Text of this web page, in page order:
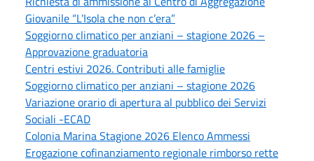
Giovanile “L’Isola che non c’era”
Soggiorno climatico per anziani – stagione 2026 –
Approvazione graduatoria
Centri estivi 2026. Contributi alle famiglie
Soggiorno climatico per anziani – stagione 2026
Variazione orario di apertura al pubblico dei Servizi
Sociali -ECAD
Colonia Marina Stagione 2026 Elenco Ammessi
Erogazione cofinanziamento regionale rimborso rette